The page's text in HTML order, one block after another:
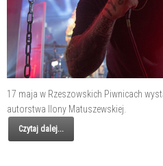
17 maja w Rzeszowskich Piwnicach
autorstwa Ilony Matuszewskiej.
Czytaj dalej...